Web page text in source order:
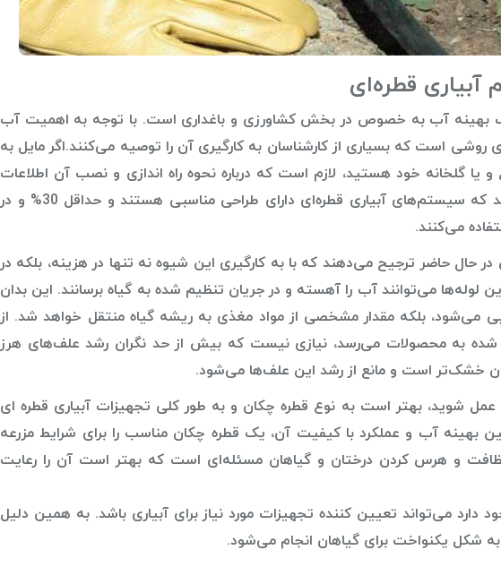
قطره‌ای
بهینه آب به خصوص در بخش کشاورزی و باغداری است. با توجه به اهمیت آب
روشی است که بسیاری از کارشناسان به کارگیری آن را توصیه می‌کنند.اگر مایل به
و یا گلخانه خود هستید، لازم است که درباره نحوه راه اندازی و نصب آن اطلاعات
لازم را به دست آورید. مطالعات نشان می‌دهد که سیستم‌های آبیاری قطره‌ای دارای طراحی مناسبی هستند و حداقل 30% و در
حال حاضر ترجیح می‌دهند که با به کارگیری این شیوه نه تنها در هزینه، بلکه در
لوله‌ها می‌توانند آب را آهسته و در جریان تنظیم شده به گیاه برسانند. این بدان
بلکه مقدار مشخصی از مواد مغذی به ریشه گیاه منتقل خواهد شد. از
شده به محصولات می‌رسد، نیازی نیست که بیش از حد نگران رشد علف‌های هرز
خشک‌تر است و مانع از رشد این علف‌ها می‌شود.
شوید، بهتر است به نوع قطره چکان و به طور کلی تجهیزات آبیاری قطره ای
بهینه آب و عملکرد با کیفیت آن، یک قطره چکان مناسب را برای شرایط مزرعه
و هرس کردن درختان و گیاهان مسئله‌ای است که بهتر است آن را رعایت
می‌تواند تعیین کننده تجهیزات مورد نیاز برای آبیاری باشد. به همین دلیل
شکل یکنواخت برای گیاهان انجام می‌شود.